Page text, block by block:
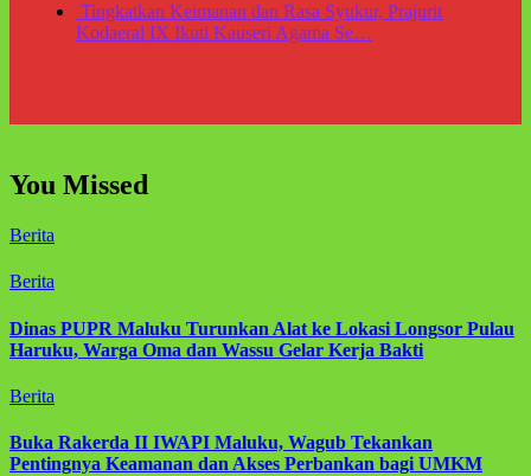
Tingkatkan Keimanan dan Rasa Syukur, Prajurit
Kodaeral IX Ikuti Kauseri Agama Se…
You Missed
Berita
Berita
Dinas PUPR Maluku Turunkan Alat ke Lokasi Longsor Pulau
Haruku, Warga Oma dan Wassu Gelar Kerja Bakti
Berita
Buka Rakerda II IWAPI Maluku, Wagub Tekankan
Pentingnya Keamanan dan Akses Perbankan bagi UMKM